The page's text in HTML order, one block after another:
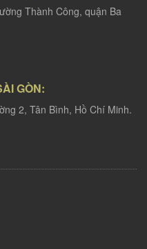
Thành Công, quận Ba
GÒN:
2, Tân Bình, Hồ Chí Minh.